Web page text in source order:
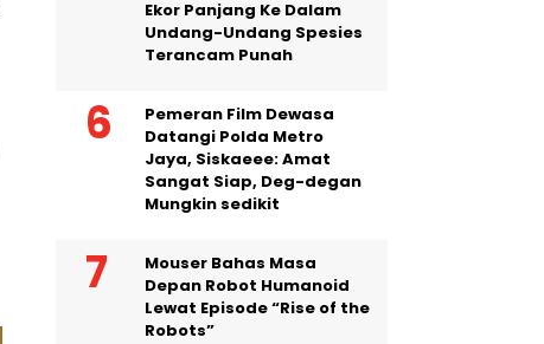
Ekor Panjang Ke Dalam
Undang-Undang Spesies
Terancam Punah
Pemeran Film Dewasa
Datangi Polda Metro
Jaya, Siskaeee: Amat
Sangat Siap, Deg-degan
Mungkin sedikit
Mouser Bahas Masa
Depan Robot Humanoid
Lewat Episode “Rise of the
Robots”